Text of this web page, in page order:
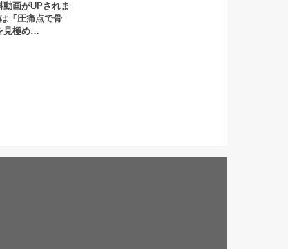
動画がUPされま
「圧痛点で骨
見極め…